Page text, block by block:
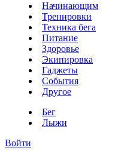
Начинающим
Тренировки
Техника бега
Питание
Здоровье
Экипировка
Гаджеты
События
Другое
Бег
Лыжи
Войти